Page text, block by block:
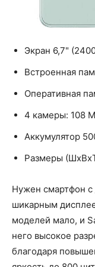
Экран 6,7"
Встроенная
Оперативная
4 камеры: 108
Аккумулятор
Размеры
Нужен смартфон с
шикарным
моделей мало, и
него высокое
благодаря